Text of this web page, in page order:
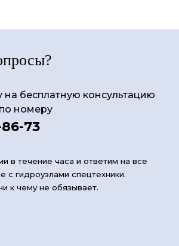
на бесплатную консультацию
номеру
73
в течение часа и ответим на все
с гидроузлами спецтехники.
к чему не обязывает.